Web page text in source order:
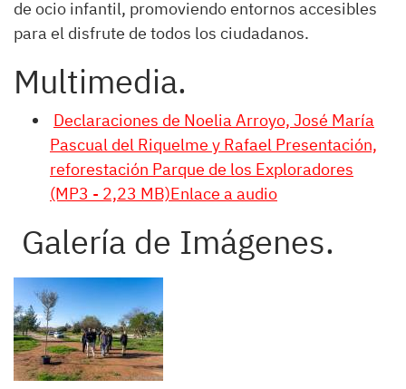
de ocio infantil, promoviendo entornos accesibles
para el disfrute de todos los ciudadanos.
Multimedia.
Declaraciones de Noelia Arroyo, José María
Pascual del Riquelme y Rafael Presentación,
reforestación Parque de los Exploradores
(MP3 - 2,23 MB)Enlace a audio
Galería de Imágenes.